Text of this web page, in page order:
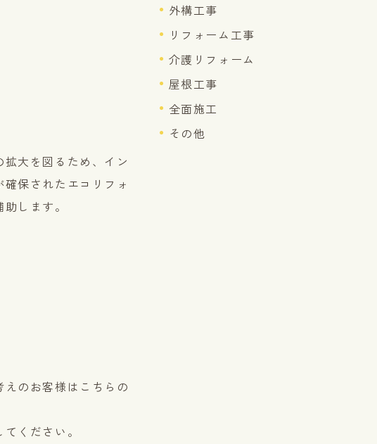
大を図るため、イン
保されたエコリフォ
します。
のお客様はこちらの
ください。
外構工事
リフォーム工事
介護リフォーム
屋根工事
全面施工
その他